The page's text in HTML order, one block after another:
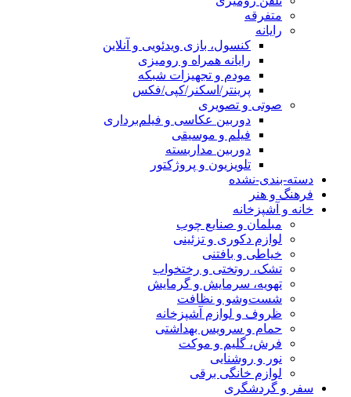
متفرقه
رایانه
کنسول، بازی‌ ویدئویی و آنلاین
رایانه همراه و رومیزی
مودم و تجهیزات شبکه
پرینتر/اسکنر/کپی/فکس
صوتی و تصویری
دوربین عکاسی و فیلم‌برداری
فیلم و موسیقی
دوربین مداربسته
تلویزیون و پروژکتور
دسته-بندی-نشده
فرهنگ و هنر
خانه و آشپزخانه
مبلمان و صنایع چوب
لوازم دکوری و تزئینی
خیاطی و بافتنی
تشک، روتختی و رختخواب
تهویه، سرمایش و گرمایش
شست‌وشو و نظافت
ظروف و لوازم آشپزخانه
حمام و سرویس بهداشتی
فرش، گلیم و موکت
نور و روشنایی
لوازم خانگی برقی
سفر و گردشگری